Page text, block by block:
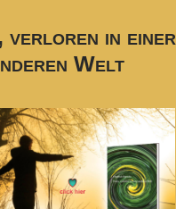
verloren in einer
Welt